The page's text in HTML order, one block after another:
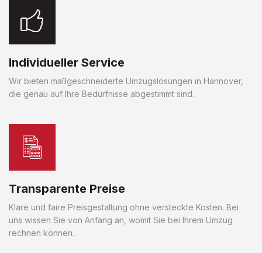
Individueller Service
Wir bieten maßgeschneiderte Umzugslösungen in Hannover,
die genau auf Ihre Bedürfnisse abgestimmt sind.
Transparente Preise
Klare und faire Preisgestaltung ohne versteckte Kosten. Bei
uns wissen Sie von Anfang an, womit Sie bei Ihrem Umzug
rechnen können.